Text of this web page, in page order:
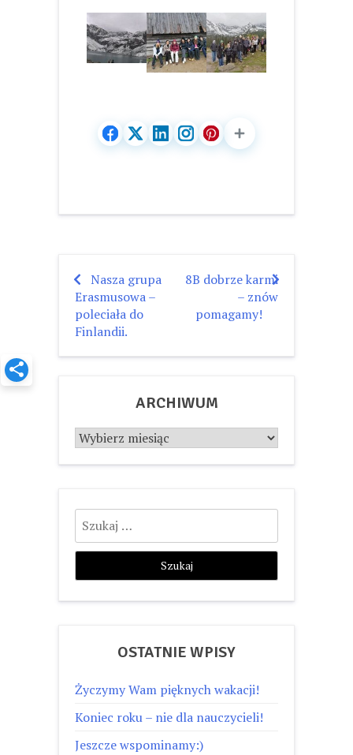
Nawigacja
wpisu
Nasza grupa
Erasmusowa –
poleciała do
Finlandii.
8B dobrze karmi
– znów
pomagamy!
ARCHIWUM
Archiwum
Szukaj:
OSTATNIE WPISY
Życzymy Wam pięknych wakacji!
Koniec roku – nie dla nauczycieli!
Jeszcze wspominamy:)